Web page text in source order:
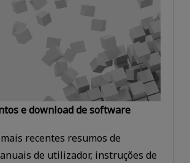
e download de software
recentes resumos de
de utilizador, instruções de